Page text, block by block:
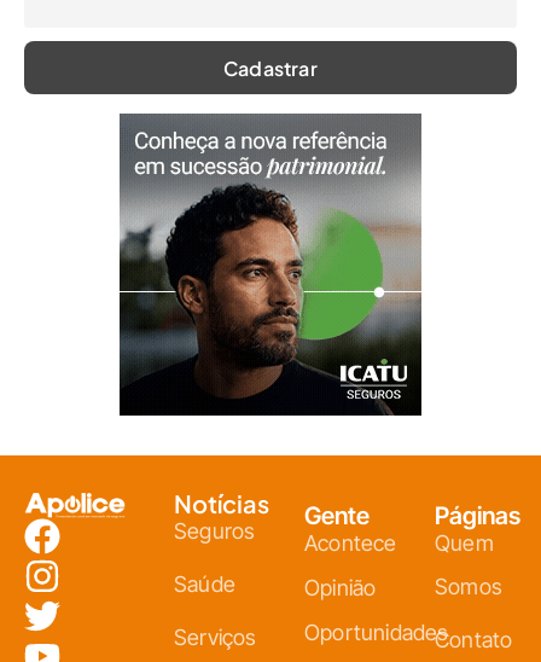
Notícias
Seguros
Saúde
Serviços
Gente
Acontece
Opinião
Oportunidades
Páginas
Quem
Somos
Contato